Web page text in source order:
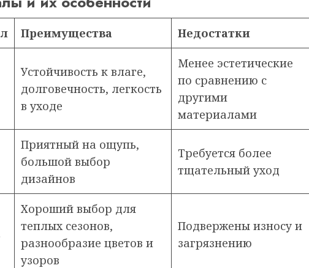
Преимущества Недостатки
Устойчивость к влаге,
долговечность, легкость
в уходе
Менее эстетические
по сравнению с
другими
материалами
Приятный на ощупь,
большой выбор
дизайнов
Требуется более
тщательный уход
Хороший выбор для
теплых сезонов,
разнообразие цветов и
узоров
Подвержены износу и
загрязнению